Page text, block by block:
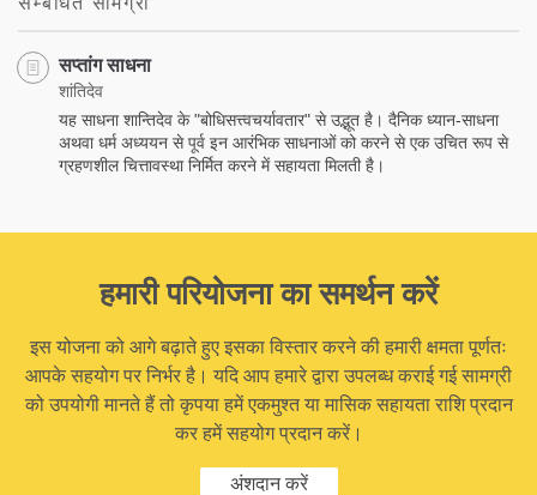
सप्तांग साधना
शांतिदेव
यह साधना शान्तिदेव के "बोधिसत्त्वचर्यावतार" से उद्भूत है। दैनिक ध्यान-साधना
अथवा धर्म अध्ययन से पूर्व इन आरंभिक साधनाओं को करने से एक उचित रूप से
ग्रहणशील चित्तावस्था निर्मित करने में सहायता मिलती है।
हमारी परियोजना का समर्थन करें
इस योजना को आगे बढ़ाते हुए इसका विस्तार करने की हमारी क्षमता पूर्णतः
आपके सहयोग पर निर्भर है। यदि आप हमारे द्वारा उपलब्ध कराई गई सामग्री
को उपयोगी मानते हैं तो कृपया हमें एकमुश्त या मासिक सहायता राशि प्रदान
कर हमें सहयोग प्रदान करें।
अंशदान करें